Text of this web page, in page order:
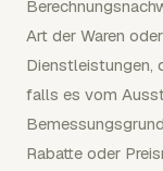
Art der Waren
Dienstleistungen,
falls es vom
Rabatte oder